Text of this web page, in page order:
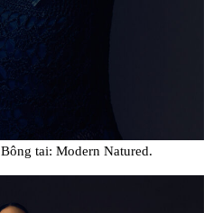
tai: Modern Natured.